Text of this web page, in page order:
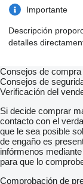
OŚ
ALUFELGI
ROZMIAR OPON:
-
DMC: 38 000 KG
SPROWADZONA
SERWISOWANA
100 %
-
CENA NETTO: 14
-
-
WE CAN
IN EUROPE !!!
Importante
Descripción
detalles
Consejos de compra
Consejos de
Verificación del
Si decide comprar
contacto con el
que le sea posible
de engaño es
infórmenos
para que lo
Comprobación de